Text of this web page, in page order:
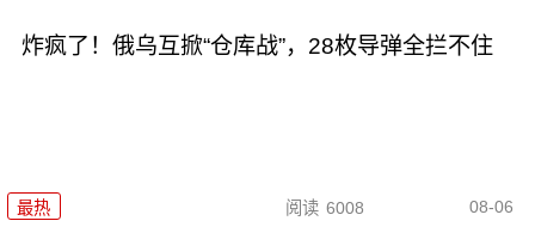
炸疯了！俄乌互掀“仓库战”，28枚导弹全拦不住
最热 阅读 6008 08-06